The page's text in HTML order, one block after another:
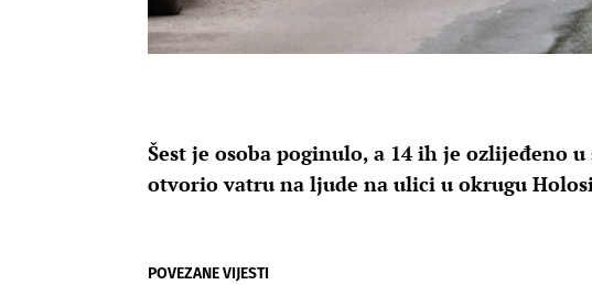
Šest je osoba poginulo, a 14 ih je ozlijeđeno
otvorio vatru na ljude na ulici u okrugu
POVEZANE VIJESTI